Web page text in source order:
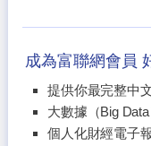
成為富聯網會員
提供你最完整中
大數據（Big
個人化財經電子